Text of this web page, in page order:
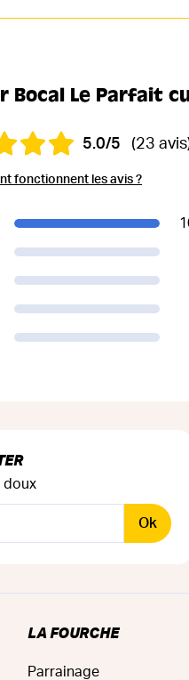
Bocal Le Parfait
5.0/5 (23
fonctionnent les avis ?
doux
Ok
LA FOURCHE
Parrainage